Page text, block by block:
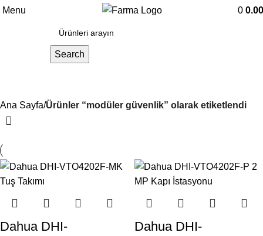
Menu 0 0.00
Search
Ana Sayfa Ürünler “modüler güvenlik” olarak etiketlendi
Dahua DHI-
Dahua DHI-